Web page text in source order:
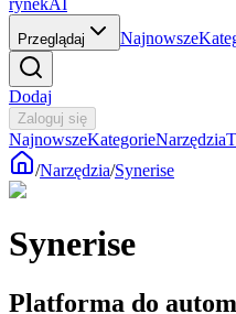
rynekAI
Przeglądaj Najnowsze
Dodaj
Zaloguj się
NajnowszeKategorieNarzędzia
/Narzędzia/Synerise
Synerise
Platforma do